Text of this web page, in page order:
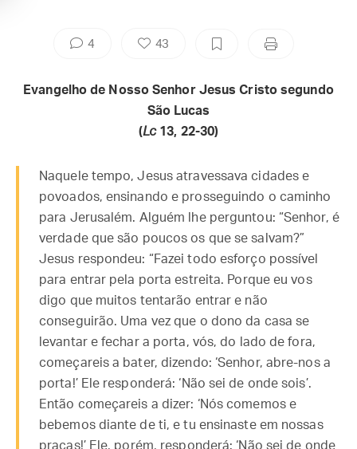
4 43
Evangelho de Nosso Senhor Jesus Cristo segundo
São Lucas
(Lc 13, 22-30)
Naquele tempo, Jesus atravessava cidades e
povoados, ensinando e prosseguindo o caminho
para Jerusalém. Alguém lhe perguntou: “Senhor, é
verdade que são poucos os que se salvam?”
Jesus respondeu: “Fazei todo esforço possível
para entrar pela porta estreita. Porque eu vos
digo que muitos tentarão entrar e não
conseguirão. Uma vez que o dono da casa se
levantar e fechar a porta, vós, do lado de fora,
começareis a bater, dizendo: ‘Senhor, abre-nos a
porta!’ Ele responderá: ‘Não sei de onde sois’.
Então começareis a dizer: ‘Nós comemos e
bebemos diante de ti, e tu ensinaste em nossas
praças!’ Ele, porém, responderá: ‘Não sei de onde